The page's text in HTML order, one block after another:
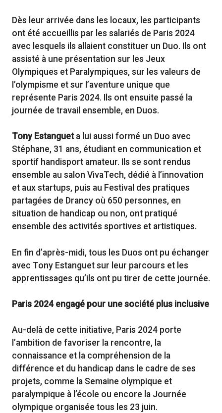
Dès leur arrivée dans les locaux, les participants
ont été accueillis par les salariés de Paris 2024
avec lesquels ils allaient constituer un Duo. Ils ont
assisté à une présentation sur les Jeux
Olympiques et Paralympiques, sur les valeurs de
l’olympisme et sur l’aventure unique que
représente Paris 2024. Ils ont ensuite passé la
journée de travail ensemble, en Duos.
Tony Estangueta lui aussi formé un Duo avec
Stéphane, 31 ans, étudiant en communication et
sportif handisport amateur. Ils se sont rendus
ensemble au salon VivaTech, dédié à l’innovation
et aux startups, puis au Festival des pratiques
partagées de Drancy où 650 personnes, en
situation de handicap ou non, ont pratiqué
ensemble des activités sportives et artistiques.
En fin d’après-midi, tous les Duos ont pu échanger
avec Tony Estanguet sur leur parcours et les
apprentissages qu’ils ont pu tirer de cette journée.
Paris 2024 engagé pour une société plus inclusive
Au-delà de cette initiative, Paris 2024 porte
l’ambition de favoriser la rencontre, la
connaissance et la compréhension de la
différence et du handicap dans le cadre de ses
projets, comme la Semaine olympique et
paralympique à l’école ou encore la Journée
olympique organisée tous les 23 juin.